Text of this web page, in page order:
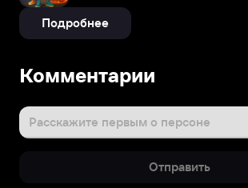
Подробнее
Комментарии
Расскажите первым о персоне
Отправить